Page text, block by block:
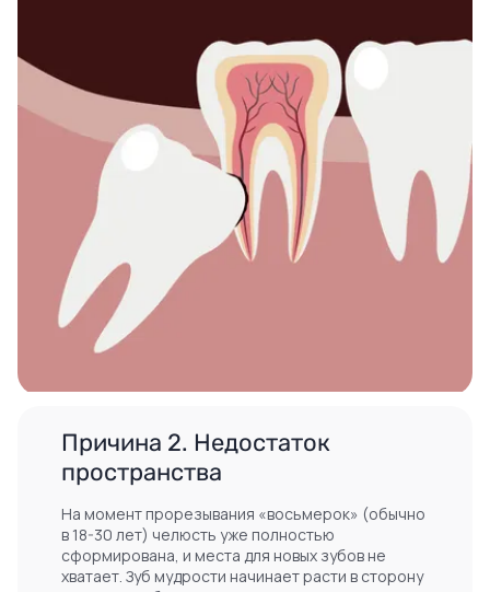
Причина 2. Недостаток
пространства
На момент прорезывания «восьмерок» (обычно
в 18-30 лет) челюсть уже полностью
сформирована, и места для новых зубов не
хватает. Зуб мудрости начинает расти в сторону